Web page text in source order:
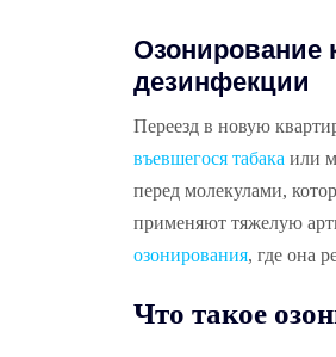
Озонирование
дезинфекции
Переезд в новую
въевшегося табака или
перед молекулами,
применяют тяжелую
озонирования, где она
Что такое